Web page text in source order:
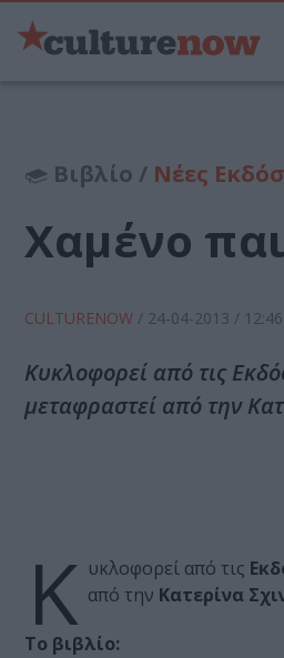
Βιβλίο / Νέες
Χαμένο
CULTURENOW / 24-04-2013 / 12:46
Κυκλοφορεί από τις
μεταφραστεί από την
Κ υκλοφορεί από τις
από την Κατερίνα
Το βιβλίο: